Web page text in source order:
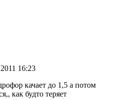
16:23
качает до 1,5 а потом
как будто теряет